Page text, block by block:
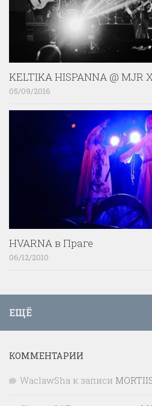
KELTIKA HISPANNA @ MJR
05/09/2016
HVARNA в Праге
06/12/2010
ЕЩЁ
КОММЕНТАРИИ
WaclawSha к записи